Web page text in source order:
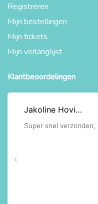
Registreren
Mijn bestellingen
Mijn tickets
Mijn verlanglijst
Klantbeoordelingen